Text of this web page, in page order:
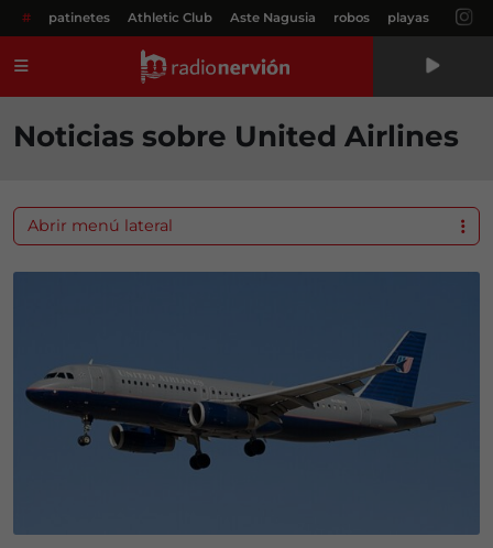
# patinetes Athletic Club Aste Nagusia robos playas
Noticias sobre United Airlines
Abrir menú lateral